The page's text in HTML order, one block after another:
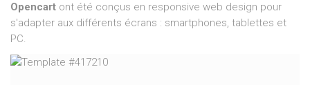
Opencart ont été conçus en responsive web design pour
s'adapter aux différents écrans : smartphones, tablettes et
PC.